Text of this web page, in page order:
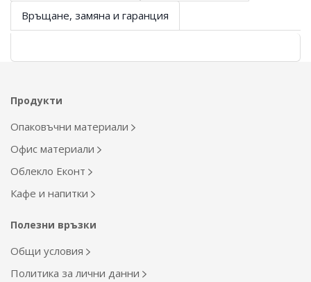
Връщане, замяна и гаранция
Продукти
Опаковъчни материали
Офис материали
Облекло Еконт
Кафе и напитки
Полезни връзки
Общи условия
Политика за лични данни